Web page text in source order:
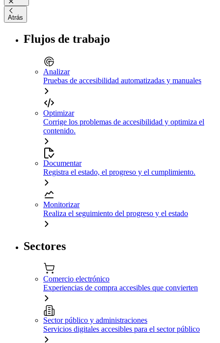
Atrás
Flujos de trabajo
Analizar
Pruebas de accesibilidad automatizadas y manuales
Optimizar
Corrige los problemas de accesibilidad y optimiza el
contenido.
Documentar
Registra el estado, el progreso y el cumplimiento.
Monitorizar
Realiza el seguimiento del progreso y el estado
Sectores
Comercio electrónico
Experiencias de compra accesibles que convierten
Sector público y administraciones
Servicios digitales accesibles para el sector público